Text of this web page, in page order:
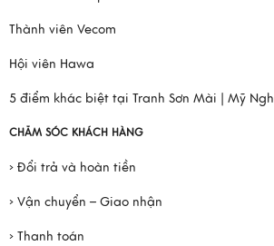
Thành viên Vecom
Hội viên Hawa
5 điểm khác biệt tại Tranh Sơn Mài | Mỹ
CHĂM SÓC KHÁCH HÀNG
› Đổi trả và hoàn tiền
› Vận chuyển – Giao nhận
› Thanh toán